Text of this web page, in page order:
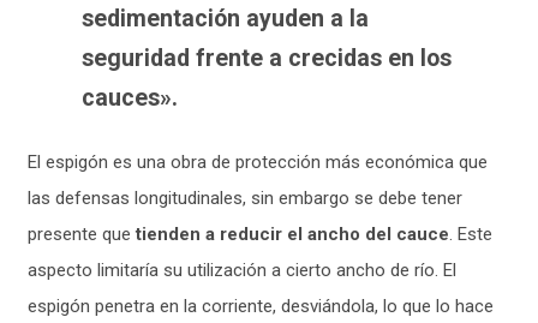
sedimentación ayuden a la
seguridad frente a crecidas en los
cauces».
El espigón es una obra de protección más económica que
las defensas longitudinales, sin embargo se debe tener
presente quetienden a reducir el ancho del cauce. Este
aspecto limitaría su utilización a cierto ancho de río. El
espigón penetra en la corriente, desviándola, lo que lo hace